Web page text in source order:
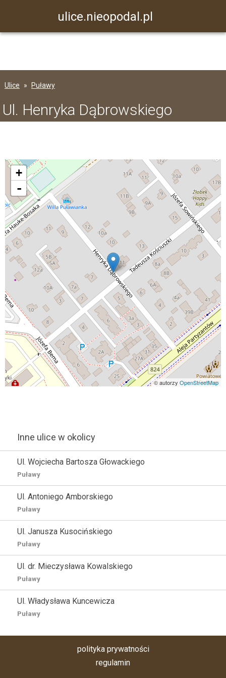
ulice.nieopodal.pl
Ulice Puławy
Ul. Henryka Dąbrowskiego
+
-
© autorzy OpenStreetMap
Inne ulice w okolicy
Ul. Wojciecha Bartosza Głowackiego
Puławy
Ul. Antoniego Amborskiego
Puławy
Ul. Janusza Kusocińskiego
Puławy
Ul. dr. Mieczysława Kowalskiego
Puławy
Ul. Władysława Kuncewicza
Puławy
polityka prywatności
regulamin